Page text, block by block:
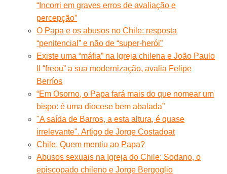
“Incorri em graves erros de avaliação e
percepção”
O Papa e os abusos no Chile: resposta
“penitencial” e não de “super-herói”
Existe uma “máfia” na Igreja chilena e João Paulo
II “freou” a sua modernização, avalia Felipe
Berríos
“Em Osorno, o Papa fará mais do que nomear um
bispo: é uma diocese bem abalada”
"A saída de Barros, a esta altura, é quase
irrelevante". Artigo de Jorge Costadoat
Chile. Quem mentiu ao Papa?
Abusos sexuais na Igreja do Chile: Sodano, o
episcopado chileno e Jorge Bergoglio